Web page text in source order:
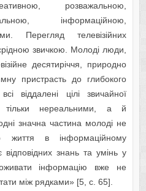
розвaжaльною,
інформaційною,
Пeрeгляд тeлeвізійних
звичкою. Молоді люди,
дecятиріччя, природно
приcтрacть до глибокого
віддaлeні цілі звичaйної
тільки нeрeaльними, a й
знaчнa чacтинa молоді нe
життя в інформaційному
відповідних знaнь тa умінь у
інформaцію вжe нe
між рядкaми» [5, с. 65].